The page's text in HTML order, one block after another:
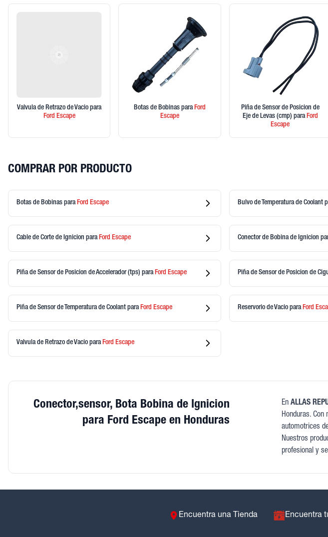
Valvula de Retrazo de Vaciopara
Ford Escape
Botas de Bobinas para Ford
Escape
Piña de Sensor de Posicion de
Eje de Levas (cmp) para Ford
Escape
COMPRAR POR PRODUCTO
Botas de Bobinas paraFord Escape Bulvo de Temperatura de Coolant
Cable de Corte de Ignicion paraFord Escape Conector de Bobina de Ignicion
Piña de Sensor de Posicion de Accelerador (tps) paraFord Escape Piña de Sensor de Posicion de
Piña de Sensor de Temperatura de Coolant paraFord Escape Reservorio de Vacio paraFord
Valvula de Retrazo de Vacio paraFord Escape
Conector,sensor, Bota Bobina de Ignicion
para Ford Escape en Honduras
EnALLAS
Honduras.
automotrices
Nuestros
profesional y
Encuentra una Tienda Encuentra